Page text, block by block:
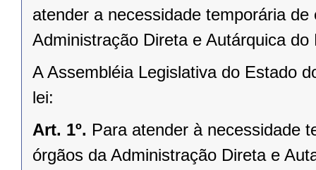
atender a necessidade temporária
Administração Direta e Autárquica
A Assembléia Legislativa do Estado
lei:
Art. 1º. Para atender à necessidade
órgãos da Administração Direta e